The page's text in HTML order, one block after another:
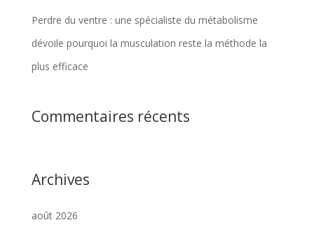
Perdre du ventre : une spécialiste du métabolisme
dévoile pourquoi la musculation reste la méthode la
plus efficace
Commentaires récents
Archives
août 2026